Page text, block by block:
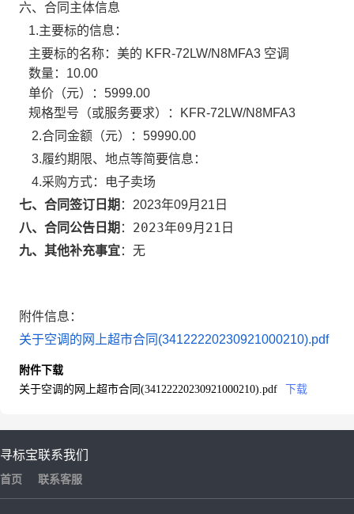
六、合同主体信息
1.主要标的信息：
主要标的名称： 美的 KFR-72LW/N8MFA3 空调
数量： 10.00
单价（元）： 5999.00
规格型号（或服务要求）：
KFR-72LW/N8MFA3
2.合同金额（元）： 59990.00
3.履约期限、地点等简要信息：
4.采购方式：
电子卖场
七、合同签订日期 ： 2023年09月21日
八、合同公告日期 ： 2023年09月21日
九、其他补充事宜： 无
附件信息：
关于空调的网上超市合同(34122220230921000210).pdf
附件下载
关于空调的网上超市合同(34122220230921000210).pdf
下载
寻标宝
首页
联系我们
联系客服